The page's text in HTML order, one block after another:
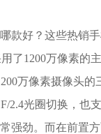
了1200万像素的
万像素摄像头的
2.4光圈切换，也
强劲。而在前置